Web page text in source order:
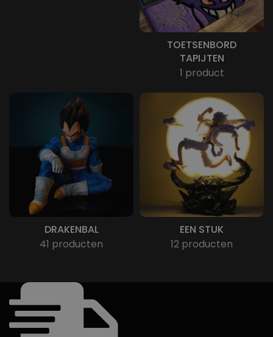
TOETSENBORD
TAPIJTEN
1 product
DRAKENBAL
41 producten
EEN STUK
12 producten